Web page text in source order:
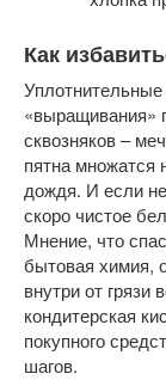
Как
«выращивания»
сквозняков –
пятна множатся
дождя. И если
скоро чистое
Мнение, что
бытовая химия,
внутри от
кондитерская
покупного
шагов.